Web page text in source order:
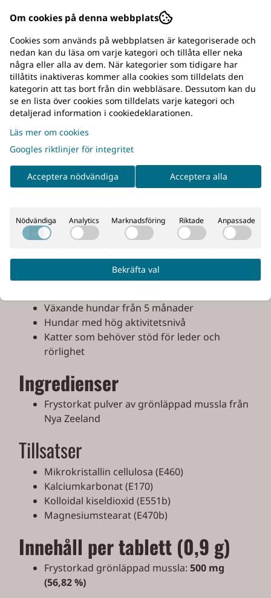
brosk
Leder utsätts dagligen för belastning, särskilt hos
aktiva hundar, större raser och äldre djur.
Grönläppad mussla är naturligt rik på ämnen som
ingår i kroppens egna brosk och ledvävnad och
används därför av många hundägare som ett
dagligt stöd för att bibehålla rörlighet och
livskvalitet.
Den passar lika bra för den aktiva jakthunden som
behöver extra omsorg om sina leder.
Svenska DjurApotekets Grönläppad Mussla
passar:
Sport- och brukshundar
Växande hundar från 5 månader
Hundar med hög aktivitetsnivå
Katter som behöver stöd för leder och
rörlighet
Ingredienser
Frystorkat pulver av grönläppad mussla från
Nya Zeeland
Tillsatser
Mikrokristallin cellulosa (E460)
Kalciumkarbonat (E170)
Kolloidal kiseldioxid (E551b)
Magnesiumstearat (E470b)
Innehåll per tablett (0,9 g)
Frystorkad grönläppad mussla: 500 mg
(56,82 %)
Om cookies på denna webbplats
Cookies som används på webbplatsen är kategoriserade och
nedan kan du läsa om varje kategori och tillåta eller neka
några eller alla av dem. När kategorier som tidigare har
tillåtits inaktiveras kommer alla cookies som tilldelats den
kategorin att tas bort från din webbläsare. Dessutom kan du
se en lista över cookies som tilldelats varje kategori och
detaljerad information i cookiedeklarationen.
Läs mer om cookies
Googles riktlinjer för integritet
Acceptera nödvändiga Acceptera alla
Nödvändiga Analytics Marknadsföring Riktade Anpassade
Bekräfta val